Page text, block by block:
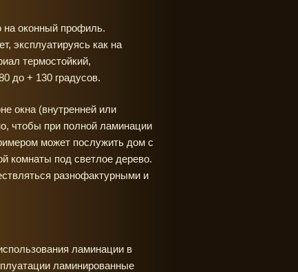
на оконный профиль.
эксплуатируясь как на
термостойкий,
до + 130 градусов.
окна (внутренней или
чтобы при полной ламинации
может послужить дом с
комнаты под светлое дерево.
разнофактурными и
ламинации в
ламинированные